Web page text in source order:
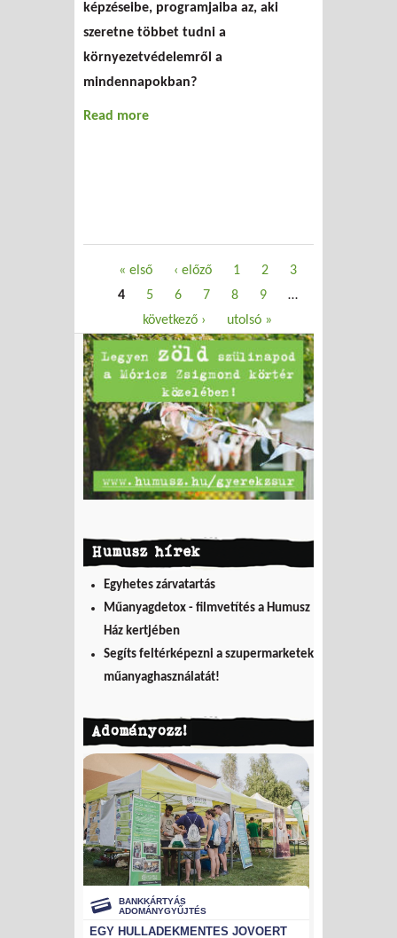
képzéseibe, programjaiba az, aki
szeretne többet tudni a
környezetvédelemről a
mindennapokban?
Read more
Oldalak« első ‹ előző 1 2
3
4
5 6 7 8 9
…
következő ›
utolsó »
Humusz hírek
Egyhetes zárvatartás
Műanyagdetox - filmvetítés a Humusz
Ház kertjében
Segíts feltérképezni a szupermarketek
műanyaghasználatát!
Adományozz!